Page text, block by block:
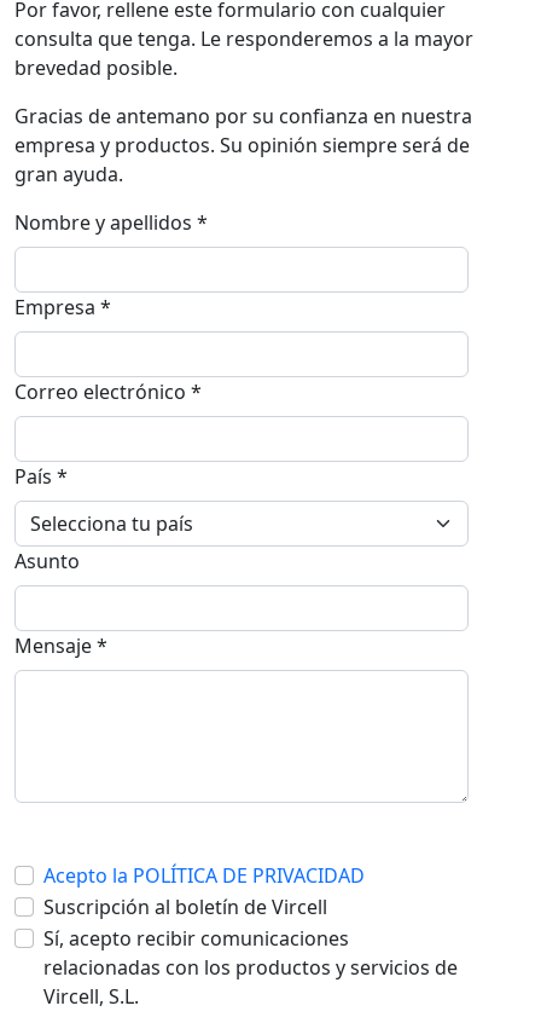
Por favor, rellene este formulario con cualquier
consulta que tenga. Le responderemos a la mayor
brevedad posible.
Gracias de antemano por su confianza en nuestra
empresa y productos. Su opinión siempre será de
gran ayuda.
Nombre y apellidos *
Empresa *
Correo electrónico *
País *
Asunto
Mensaje *
Acepto la POLÍTICA DE PRIVACIDAD
Suscripción al boletín de Vircell
Sí, acepto recibir comunicaciones
relacionadas con los productos y servicios de
Vircell, S.L.